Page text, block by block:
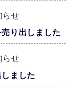
らせ
り出しました
らせ
ました